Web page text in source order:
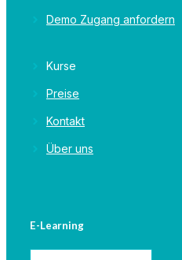
Demo Zugang anfordern
Kurse
Preise
Kontakt
Über uns
E-Learning